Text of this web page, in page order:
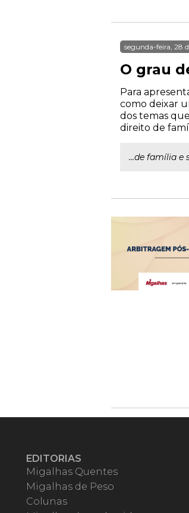
segunda-feira, 28
O grau
Para
como deixar
dos temas
direito de
...de família e
EDITORIAS
Migalhas Quentes
Migalhas de Peso
Colunas